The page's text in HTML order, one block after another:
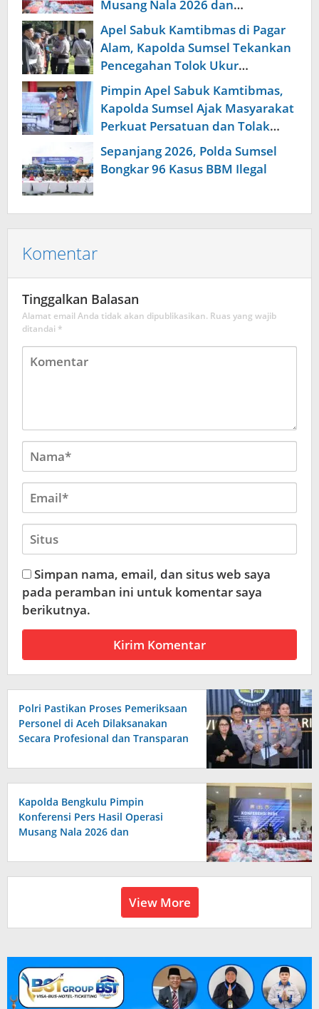
Musang Nala 2026 dan
Pengungkapan Investasi Bodong
Apel Sabuk Kamtibmas di Pagar
Alam, Kapolda Sumsel Tekankan
Pencegahan Tolok Ukur
Keberhasilan Tugas
Pimpin Apel Sabuk Kamtibmas,
Kapolda Sumsel Ajak Masyarakat
Perkuat Persatuan dan Tolak
Provokasi Pemecah Belah
Sepanjang 2026, Polda Sumsel
Bongkar 96 Kasus BBM Ilegal
Komentar
Tinggalkan Balasan
Alamat email Anda tidak akan dipublikasikan. Ruas yang wajib
ditandai *
Simpan nama, email, dan situs web saya
pada peramban ini untuk komentar saya
berikutnya.
Polri Pastikan Proses Pemeriksaan
Personel di Aceh Dilaksanakan
Secara Profesional dan Transparan
Kapolda Bengkulu Pimpin
Konferensi Pers Hasil Operasi
Musang Nala 2026 dan
View More